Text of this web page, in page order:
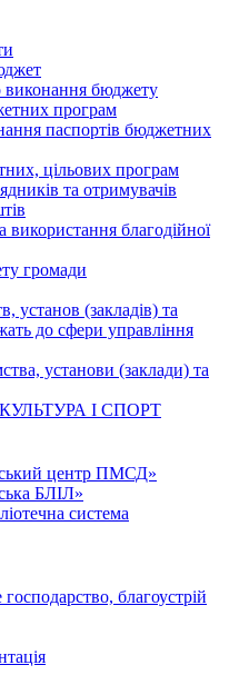
виконання бюджету
програм
паспортів бюджетних
цільових програм
та отримувачів
благодійної
громади
установ (закладів) та
до сфери управління
установи (заклади) та
І СПОРТ
центр ПМСД»
БЛІЛ»
система
благоустрій